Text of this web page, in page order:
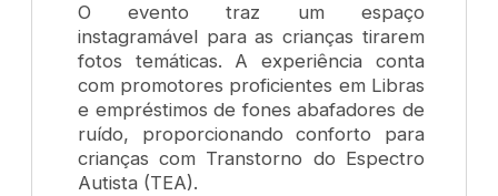
O evento traz um espaço
instagramável para as crianças tirarem
fotos temáticas. A experiência conta
com promotores proficientes em Libras
e empréstimos de fones abafadores de
ruído, proporcionando conforto para
crianças com Transtorno do Espectro
Autista (TEA).